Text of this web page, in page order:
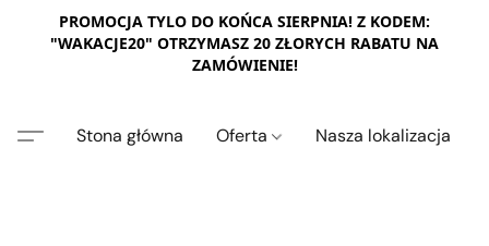
PROMOCJA TYLO DO KOŃCA SIERPNIA! Z KODEM:
"WAKACJE20" OTRZYMASZ 20 ZŁORYCH RABATU NA
ZAMÓWIENIE!
Stona główna Oferta Nasza lokalizacja